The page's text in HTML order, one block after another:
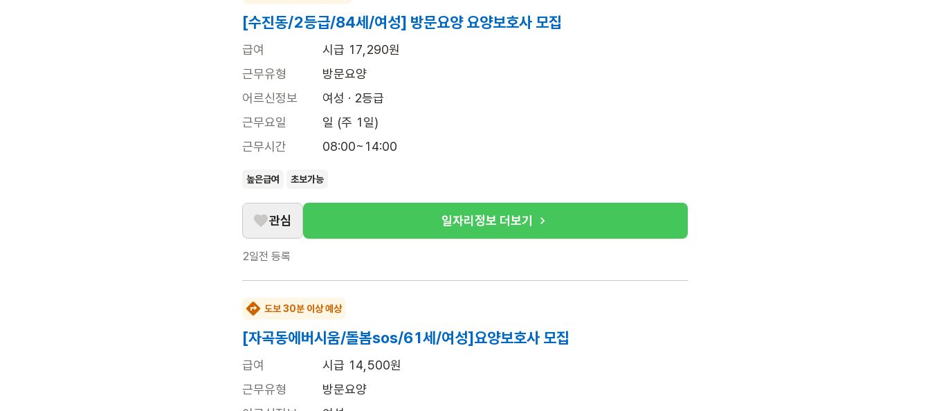
[수진동/2등급/84세/여성] 방문요양 요양보호사 모집
급여
시급 17,290원
근무유형
방문요양
어르신정보
여성 · 2등급
근무요일
일 (주 1일)
근무시간
08:00~14:00
높은급여 초보가능
관심 일자리정보 더보기
2일전 등록
도보 30분 이상 예상
[자곡동에버시움/돌봄sos/61세/여성]요양보호사 모집
급여
시급 14,500원
근무유형
방문요양